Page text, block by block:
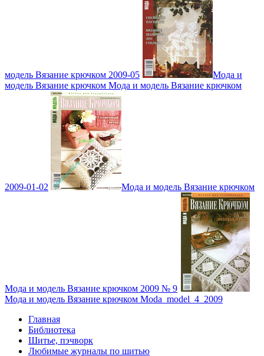
модель Вязание крючком 2009-05
Мода и
модель Вязание крючком Мода и модель Вязание крючком
2009-01-02 Мода и модель Вязание крючком
Мода и модель Вязание крючком 2009 № 9
Мода и модель Вязание крючком Moda_model_4_2009
Главная
Библиотека
Шитье, пэчворк
Любимые журналы по шитью